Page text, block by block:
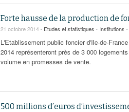
Forte hausse de la production de
21 octobre 2014 - Etudes et statistiques - Institutions -
L'Etablissement public foncier d'Ile-de-
2014 représenteront près de 3 000
volume en promesses de vente.
500 millions d’euros